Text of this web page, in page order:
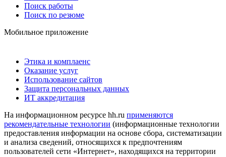
Поиск работы
Поиск по резюме
Мобильное приложение
Этика и комплаенс
Оказание услуг
Использование сайтов
Защита персональных данных
ИТ аккредитация
На информационном ресурсе hh.ru применяются
рекомендательные технологии (информационные технологии
предоставления информации на основе сбора, систематизации
и анализа сведений, относящихся к предпочтениям
пользователей сети «Интернет», находящихся на территории